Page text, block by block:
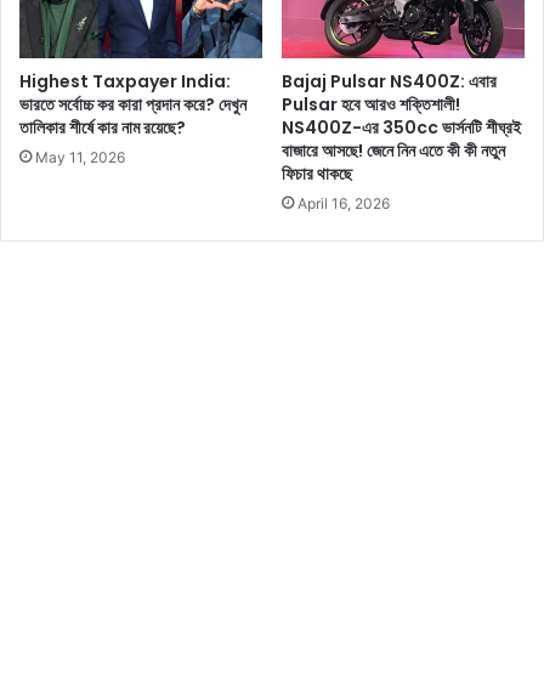
ন
কে
প
রি
ব
র্ত
ন
ছে
Highest Taxpayer India:
ভারতে সর্বোচ্চ কর কারা প্রদান করে? দেখুন
তালিকার শীর্ষে কার নাম রয়েছে?
May 11, 2026
Bajaj Pulsar NS400Z: এবার
Pulsar হবে আরও শক্তিশালী!
NS400Z-এর 350cc ভার্সনটি শীঘ্রই
বাজারে আসছে! জেনে নিন এতে কী কী নতুন
ফিচার থাকছে
April 16, 2026